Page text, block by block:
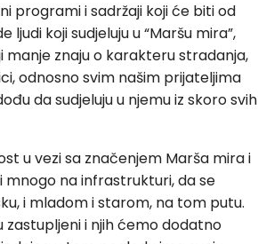
programi i sadržaji koji će biti od
ljudi koji sudjeluju u “Maršu mira”,
manje znaju o karakteru stradanja,
odnosno svim našim prijateljima
da sudjeluju u njemu iz skoro svih
u vezi sa značenjem Marša mira i
na infrastrukturi, da se
i mladom i starom, na tom putu.
zastupljeni i njih ćemo dodatno